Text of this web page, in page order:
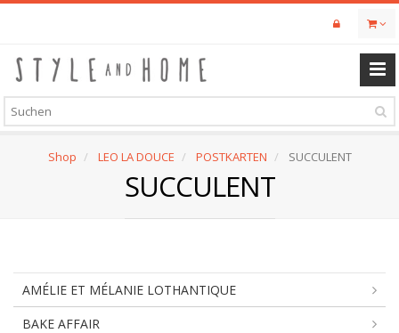
Skip
content
Shop LEO LA DOUCE POSTKARTEN SUCCULENT
SUCCULENT
AMÉLIE ET MÉLANIE LOTHANTIQUE
BAKE AFFAIR